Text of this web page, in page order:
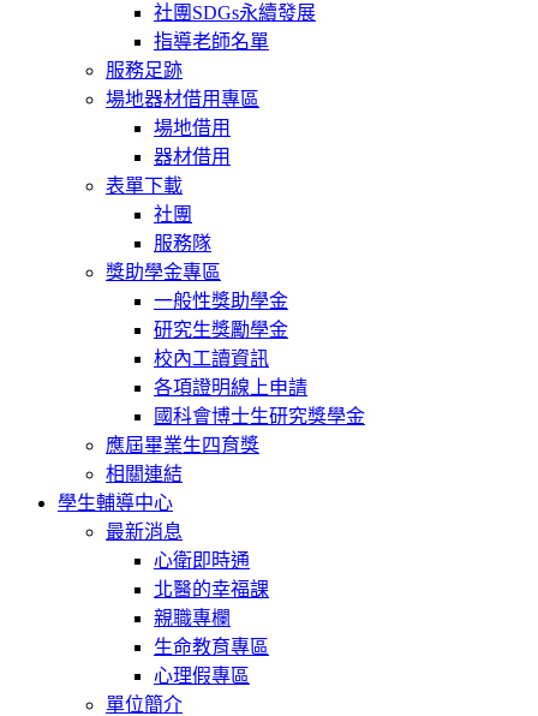
社團SDGs永續發展
指導老師名單
服務足跡
場地器材借用專區
場地借用
器材借用
表單下載
社團
服務隊
獎助學金專區
一般性獎助學金
研究生獎勵學金
校內工讀資訊
各項證明線上申請
國科會博士生研究獎學金
應屆畢業生四育獎
相關連結
學生輔導中心
最新消息
心衛即時通
北醫的幸福課
親職專欄
生命教育專區
心理假專區
單位簡介